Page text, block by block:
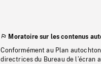
Moratoire sur les contenus
Conformément au Plan
directrices du Bureau de l’écran